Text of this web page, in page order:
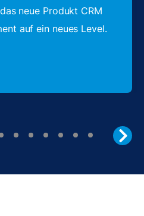
neue Produkt CRM
auf ein neues Level.